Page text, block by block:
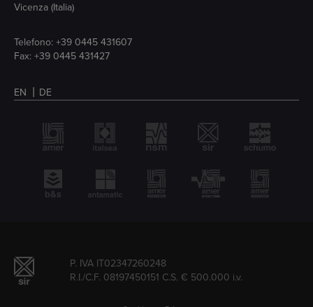
Vicenza (Italia)
Telefono: +39 0445 431607
Fax: +39 0445 431427
EN DE
P. IVA IT02347260248
R.I./C.F. 08197450151 C.S. € 500.000 i.v.